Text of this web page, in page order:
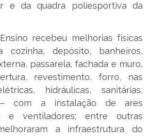
e da quadra poliesportiva da
recebeu melhorias físicas
cozinha, depósito, banheiros,
passarela, fachada e muro,
revestimento, forro, nas
hidráulicas, sanitárias,
– com a instalação de ares
e ventiladores; entre outras
a infraestrutura do